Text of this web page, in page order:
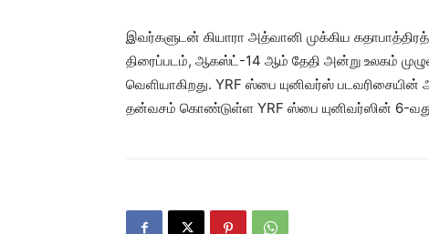
இவர்களுடன் கியாரா அத்வானி முக்கிய
திரைப்படம், ஆகஸ்ட்-14 ஆம் தேதி அன்று உலகம்
வெளியாகிறது. YRF ஸ்பை யுனிவர்ஸ்
தன்வசம் கொண்டுள்ள YRF ஸ்பை யுனிவர்ஸின் 6-வது